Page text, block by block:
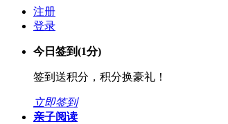
注册
登录
今日签到(1分)
签到送积分，积分换豪礼！
立即签到
亲子阅读